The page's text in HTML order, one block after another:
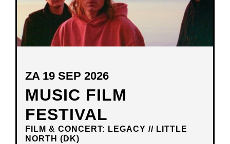
MUSIC FILM
FESTIVAL
FILM & CONCERT: LEGACY // LITTLE
NORTH (DK)
ZA 19 SEP 2026